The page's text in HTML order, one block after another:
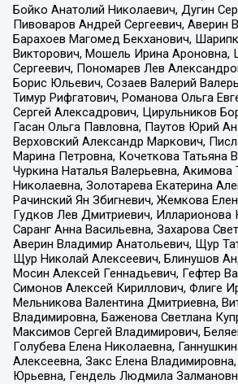
Бойко Анатолий Николаевич, Дугин
Пивоваров Андрей Сергеевич, Аверин
Барахоев Магомед Бекханович,
Викторович, Мошель Ирина Ароновна,
Сергеевич, Пономарев Лев
Борис Юльевич, Созаев Валерий
Тимур Рифгатович, Романова Ольга
Сергей Алексадрович, Цирульников
Гасан Ольга Павловна, Паутов Юрий
Верховский Александр Маркович,
Марина Петровна, Кочеткова Татьяна
Чуркина Наталья Валерьевна, Акимова
Николаевна, Золотарева Екатерина
Рачинский Ян Збигневич, Жемкова
Гудков Лев Дмитриевич,
Саранг Анна Васильевна, Захарова
Аверин Владимир Анатольевич, Щур
Щур Николай Алексеевич, Блинушов
Мосин Алексей Геннадьевич, Гефтер
Симонов Алексей Кириллович, Флиге
Мельникова Валентина Дмитриевна,
Владимировна, Баженова Светлана
Максимов Сергей Владимирович,
Голубева Елена Николаевна,
Алексеевна, Закс Елена Владимировна,
Юрьевна, Гендель Людмила